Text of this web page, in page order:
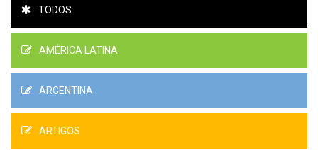
TODOS
AMÉRICA LATINA
ARGENTINA
ARTIGOS